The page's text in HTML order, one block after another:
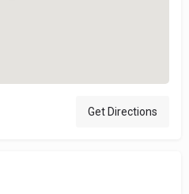
Get Directions